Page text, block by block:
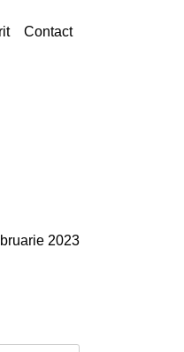
Contact
2023